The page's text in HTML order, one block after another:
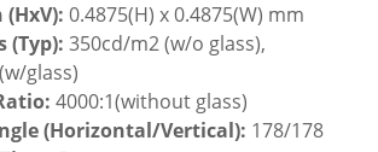
0.4875(H) x 0.4875(W) mm
(Typ): 350cd/m2 (w/o glass),
glass)
4000:1(without glass)
(Horizontal/Vertical): 178/178